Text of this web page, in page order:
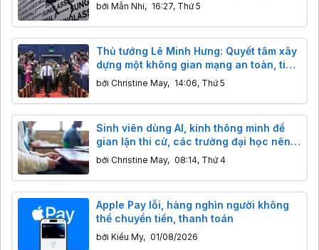
bởi Mẫn Nhi, 16:27, Thứ 5
Thủ tướng Lê Minh Hưng: Quyết tâm xây
dựng một không gian mạng an toàn, tin
cậy và nhân văn
bởi Christine May, 14:06, Thứ 5
Sinh viên dùng AI, kính thông minh để
gian lận thi cử, các trường đại học nên
làm gì?
bởi Christine May, 08:14, Thứ 4
Apple Pay lỗi, hàng nghìn người không
thể chuyển tiền, thanh toán
bởi Kiều My, 01/08/2026